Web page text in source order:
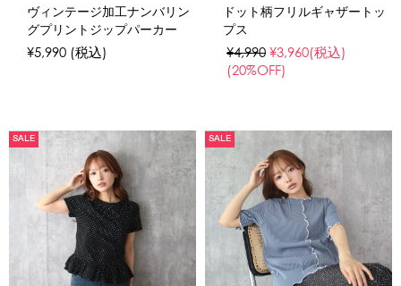
ヴィンテージ加工ナンバリン
グプリントジップパーカー
¥5,990 (税込)
ドット柄フリルギャザートッ
プス
¥4,990 ¥3,960(税込)
(20%OFF)
SALE SALE